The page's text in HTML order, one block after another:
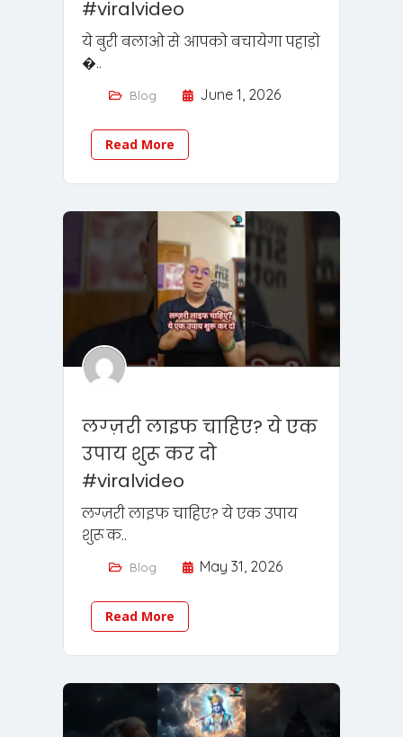
#viralvideo
ये बुरी बलाओ से आपको बचायेगा पहाड़ो
�..
Blog June 1, 2026
Read More
लग्ज़री लाइफ चाहिए? ये एक
उपाय शुरू कर दो
#viralvideo
लग्ज़री लाइफ चाहिए? ये एक उपाय
शुरू क..
Blog May 31, 2026
Read More